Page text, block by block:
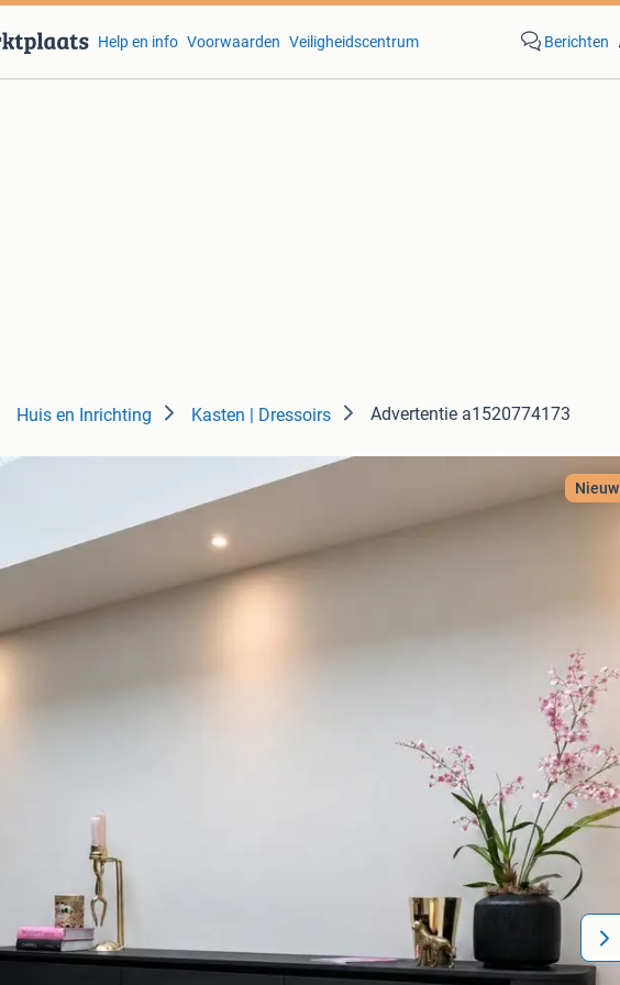
Help en info Voorwaarden Veiligheidscentrum Berichten
Huis en Inrichting Kasten | Dressoirs Advertentie a1520774173
Nieuw